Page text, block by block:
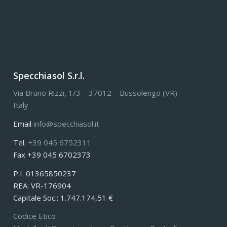
Specchiasol S.r.l.
Via Bruno Rizzi, 1/3 – 37012 – Bussolengo (VR)
Italy
Emailinfo@specchiasol.it
Tel.+39 045 6752311
Fax +39 045 6702373
P.I. 01365850237
REA: VR-176904
Capitale Soc.: 1.747.174,51 €
Codice Etico